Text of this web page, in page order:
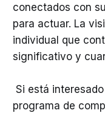
conectados con
para actuar. La
individual que
significativo y
Si está
programa de